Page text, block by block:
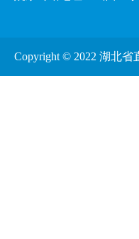
Copyright © 2022 湖北省